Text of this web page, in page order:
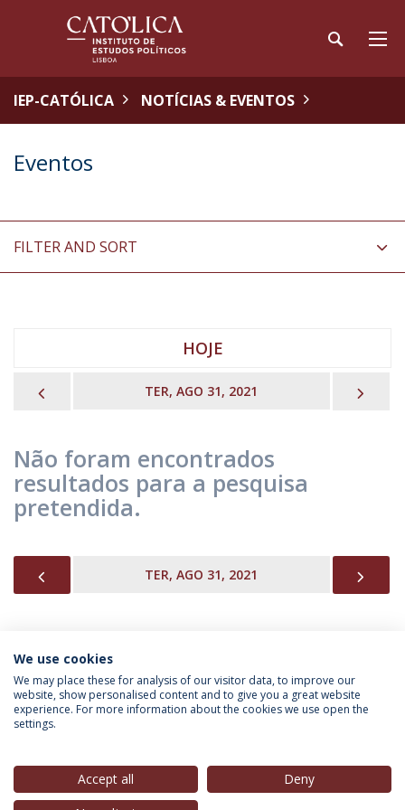
IEP-CATÓLICA NOTÍCIAS & EVENTOS
Eventos
FILTER AND SORT
HOJE
TER, AGO 31, 2021
Não foram encontrados
resultados para a pesquisa
pretendida.
TER, AGO 31, 2021
INFORMAÇÃO PARA
We use cookies
We may place these for analysis of our visitor data, to improve our
website, show personalised content and to give you a great website
experience. For more information about the cookies we use open the
settings.
Accept all
Deny